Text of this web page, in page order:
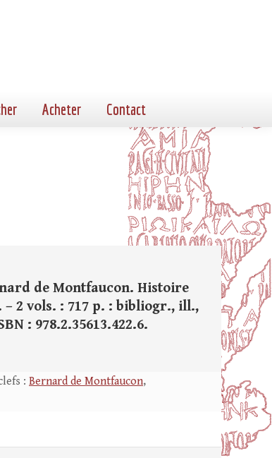
Acheter Contact
de Montfaucon. Histoire
– 2 vols. : 717 p. : bibliogr., ill.,
: 978.2.35613.422.6.
: Bernard de Montfaucon,